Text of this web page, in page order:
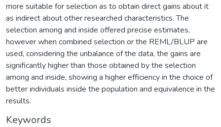
more suitable for selection as to obtain direct gains about it
as indirect about other researched characteristics. The
selection among and inside offered precise estimates,
however when combined selection or the REML/BLUP are
used, considering the unbalance of the data, the gains are
significantly higher than those obtained by the selection
among and inside, showing a higher efficiency in the choice of
better individuals inside the population and equivalence in the
results.
Keywords